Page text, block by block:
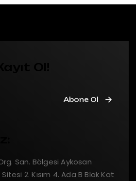
Abone Ol
San. Bölgesi Aykosan
2. Kısım 4. Ada B Blok Kat